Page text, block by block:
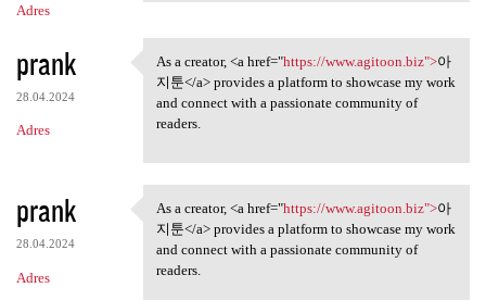
Adres
prank
28.04.2024
Adres
As a creator, <a href="https:
As a creator, <a href="https://www.agitoon.biz">아
지툰</a> provides a platform to showcase my work
and connect with a passionate community of
readers.
prank
28.04.2024
Adres
As a creator, <a href="https:
As a creator, <a href="https://www.agitoon.biz">아
지툰</a> provides a platform to showcase my work
and connect with a passionate community of
readers.